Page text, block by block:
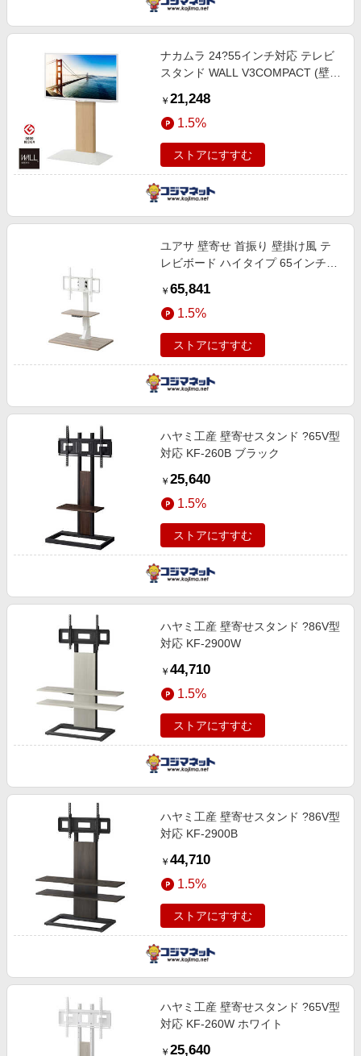
ナカムラ 24?55インチ対応 テレビ
スタンド WALL V3COMPACT (壁寄
WLTVR5232
￥ 21,248
1.5%
ストアにすすむ
ユアサ 壁寄せ 首振り 壁掛け風 テ
レビボード ハイタイプ 65インチ対
ン付き YUASA ホワイトxナチュラ
ル木目調 LLT-7545G-LBW
￥ 65,841
1.5%
ストアにすすむ
ハヤミ工産 壁寄せスタンド ?65V型
対応 KF-260B ブラック
￥ 25,640
1.5%
ストアにすすむ
ハヤミ工産 壁寄せスタンド ?86V型
対応 KF-2900W
￥ 44,710
1.5%
ストアにすすむ
ハヤミ工産 壁寄せスタンド ?86V型
対応 KF-2900B
￥ 44,710
1.5%
ストアにすすむ
ハヤミ工産 壁寄せスタンド ?65V型
対応 KF-260W ホワイト
￥ 25,640